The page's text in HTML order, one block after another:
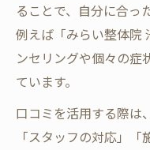
ることで、自分に合っ
例えば「みらい整体院
ンセリングや個々の症
ています。
口コミを活用する際は
「スタッフの対応」